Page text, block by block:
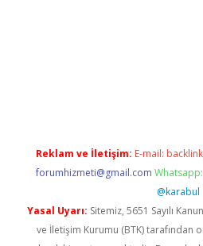
Reklam ve İletişim: E-mail:
forumhizmeti@gmail.com
@karabul
Yasal Uyarı: Sitemiz, 5651 Sayılı
ve İletişim Kurumu (BTK) tarafından